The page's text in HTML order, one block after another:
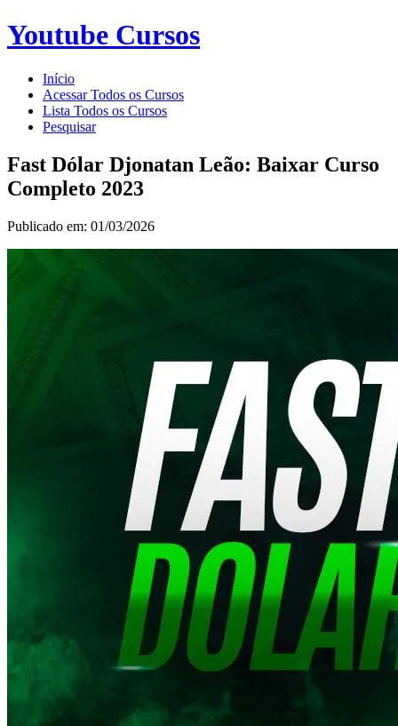
Youtube Cursos
Início
Acessar Todos os Cursos
Lista Todos os Cursos
Pesquisar
Fast Dólar Djonatan Leão: Baixar Curso
Completo 2023
Publicado em: 01/03/2026